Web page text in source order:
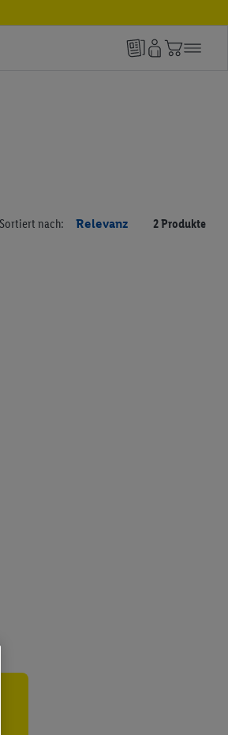
Sortiert nach: Relevanz 2 Produkte